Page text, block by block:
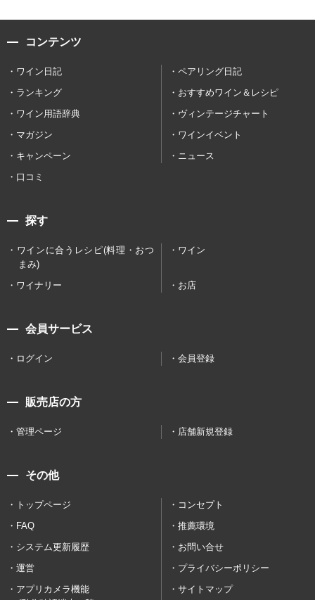
コンテンツ
ワイン日記
ペアリング日記
ランキング
おすすめワイン＆レシピ
ワイン用語辞典
ヴィンテージチャート
マガジン
ワインイベント
キャンペーン
ニュース
口コミ
探す
ワインに合うレシピ(料理・おつ
まみ)
ワイン
ワイナリー お店
会員サービス
ログイン 会員登録
販売店の方
管理ページ 店舗新規登録
その他
トップページ
コンセプト
FAQ
推薦環境
システム更新履歴
お問い合せ
運営
プライバシーポリシー
アプリカメラ機能
サイトマップ